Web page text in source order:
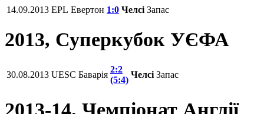
14.09.2013 EPL Евертон 1:0 Челсі Запас
2013, Суперкубок УЄФА
30.08.2013 UESC Баварія
2:2
(5:4)
Челсі Запас
2013-14. Чемпіонат Англії